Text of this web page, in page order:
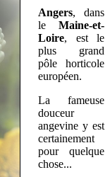
Angers, dans
le Maine-et-
Loire, est le
plus grand
pôle horticole
européen.
La fameuse
douceur
angevine y est
certainement
pour quelque
chose...